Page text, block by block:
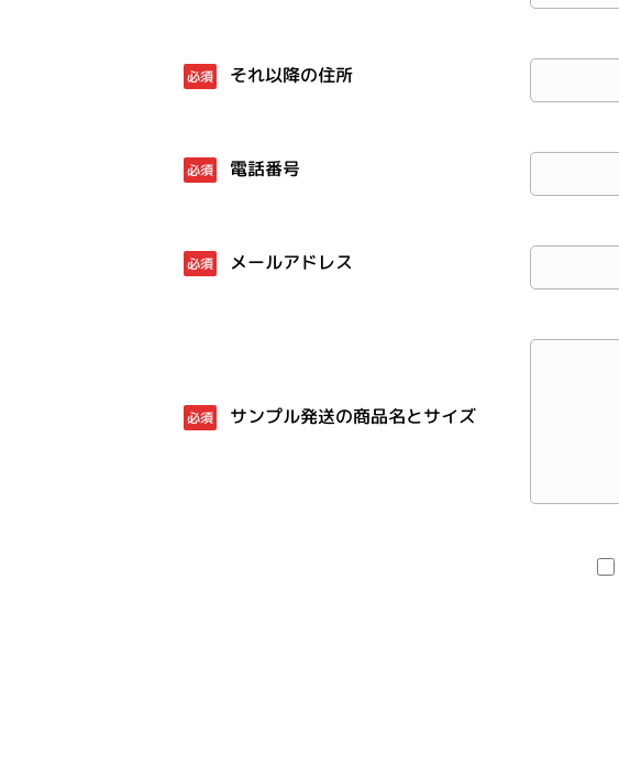
必須 それ以降の住所
必須 電話番号
必須 メールアドレス
必須 サンプル発送の商品名とサイズ